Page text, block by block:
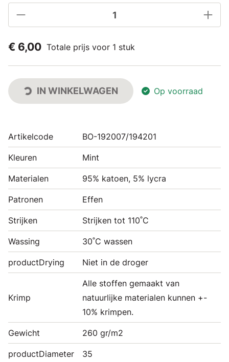
€ 6,00 Totale prijs voor 1 stuk
IN WINKELWAGEN Op voorraad
Artikelcode BO-192007/194201
Kleuren Mint
Materialen 95% katoen, 5% lycra
Patronen Effen
Strijken Strijken tot 110˚C
Wassing 30˚C wassen
productDrying Niet in de droger
Krimp
Alle stoffen gemaakt van
natuurlijke materialen kunnen +-
10% krimpen.
Gewicht 260 gr/m2
productDiameter 35